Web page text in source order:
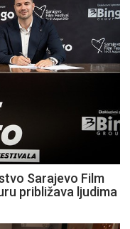
Sarajevo Film
približava ljudima